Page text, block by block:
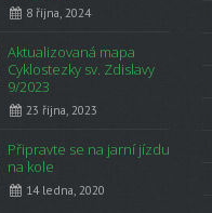
8 října, 2024
Aktualizovaná mapa
Cyklostezky sv. Zdislavy
9/2023
23 října, 2023
Připravte se na jarní jízdu
na kole
14 ledna, 2020